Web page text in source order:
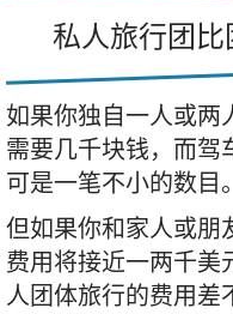
私人旅行团比
如果你独自一人或两
需要几千块钱，而驾
可是一笔不小的数目。
但如果你和家人或朋
费用将接近一两千
人团体旅行的费用差